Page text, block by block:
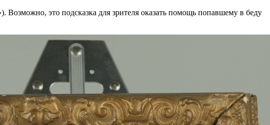
Возможно, это подсказка для зрителя оказать помощь попавшему в беду